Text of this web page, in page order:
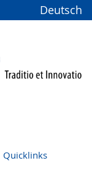
Deutsch
Quicklinks